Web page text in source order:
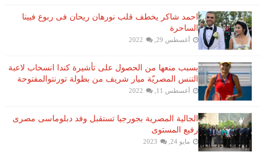
احمد شاكر يخطف قلب نورهان ريحان فى ربوع فيينا
الساحرة
أغسطس 29, 2022
بسبب منعها من الحصول على تأشيرة كندا انسحاب لاعبة ​
التنس​ المصريّة ​ميار شريف​ من بطولة ​تورنتو​المفتوحة
أغسطس 11, 2022
الجالية المصرية بجورجيا تستقبل وفد دبلوماسى مصرى
رفيع المستوى
مايو 24, 2023